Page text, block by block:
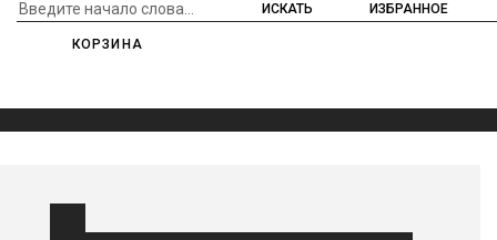
ИЗБРАННОЕ
КОРЗИНА